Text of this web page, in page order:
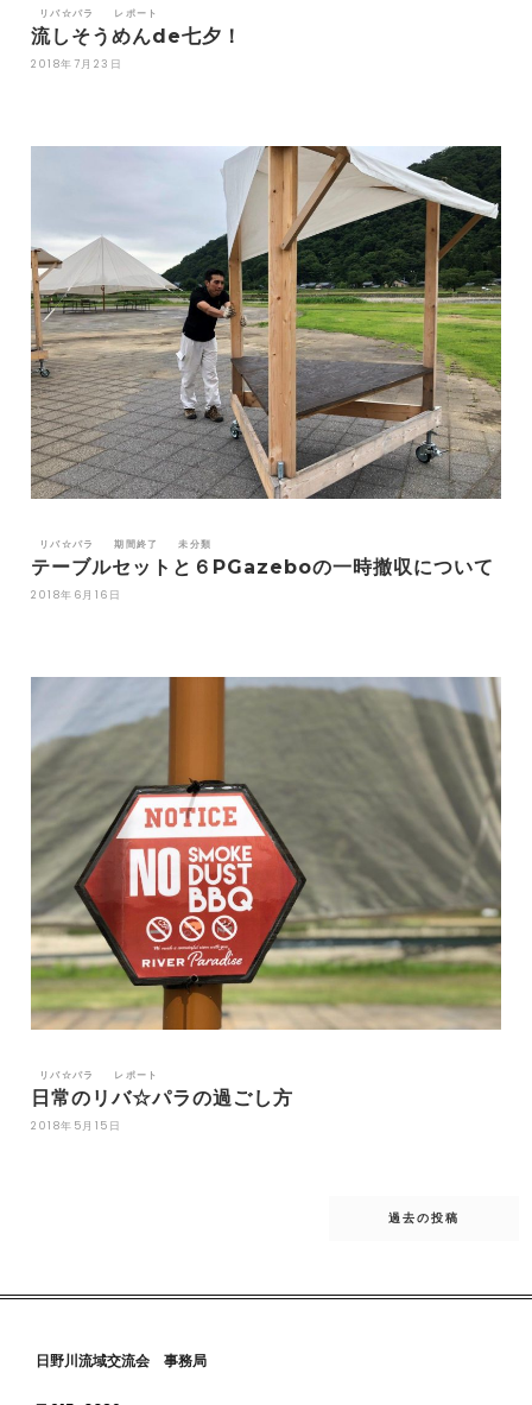
リバ☆パラ レポート
流しそうめんde七夕！
2018年7月23日
リバ☆パラ 期間終了 未分類
テーブルセットと６PGazeboの一時撤収について
2018年6月16日
リバ☆パラ レポート
日常のリバ☆パラの過ごし方
2018年5月15日
ン
過去の投稿
日野川流域交流会 事務局